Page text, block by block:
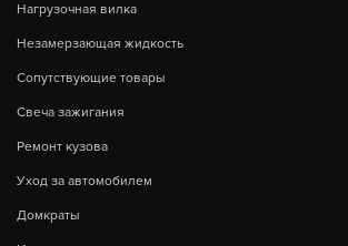
Нагрузочная вилка
Незамерзающая жидкость
Сопутствующие товары
Свеча зажигания
Ремонт кузова
Уход за автомобилем
Домкраты